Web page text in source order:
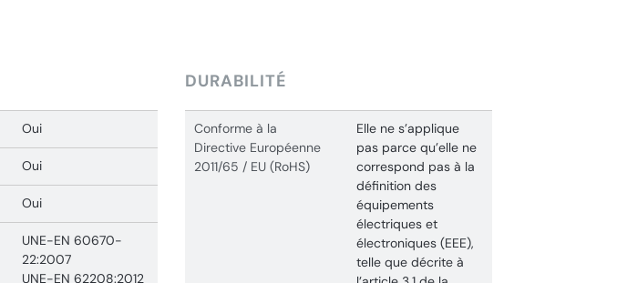
Oui
Oui
Oui
UNE-EN 60670-
22:2007
UNE-EN 62208:2012
DURABILITÉ
Conforme à la
Directive Européenne
2011/65 / EU (RoHS)
Elle ne s’applique
pas parce qu’elle ne
correspond pas à la
définition des
équipements
électriques et
électroniques (EEE),
telle que décrite à